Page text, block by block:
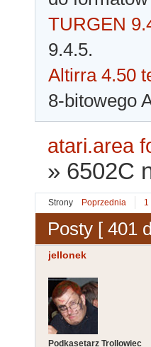
TURGEN
9.4.5.
Altirra 4.50
8-bitowego
atari.area
» 6502C
Strony Poprzednia 1
Posty [ 401
jellonek
Podkasetarz Trollowiec